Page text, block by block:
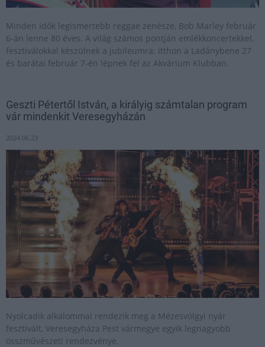
Minden idők legismertebb reggae zenésze, Bob Marley február
6-án lenne 80 éves. A világ számos pontján emlékkoncertekkel,
fesztiválokkal készülnek a jubileumra; itthon a Ladánybene 27
és barátai február 7-én lépnek fel az Akvárium Klubban.
Geszti Pétertől István, a királyig számtalan program
vár mindenkit Veresegyházán
2024.06.23
Nyolcadik alkalommal rendezik meg a Mézesvölgyi nyár
fesztivált, Veresegyháza Pest vármegye egyik legnagyobb
összművészeti rendezvénye.